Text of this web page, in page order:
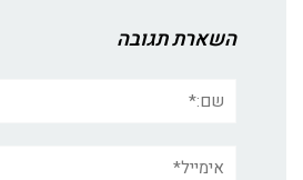
השארת תגובה